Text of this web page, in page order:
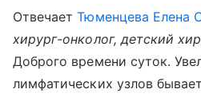
ОтвечаетТюменцева Елена
хирург-онколог, детский
Доброго времени суток.
лимфатических узлов